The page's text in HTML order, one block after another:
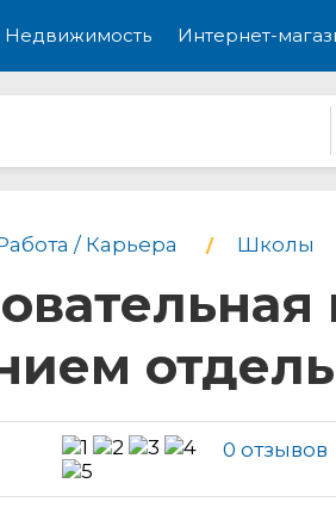
Недвижимость Интернет-
/ Карьера Школы
0 отзывов